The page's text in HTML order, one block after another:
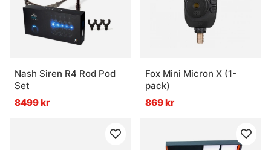
Nash Siren R4 Rod Pod
Set
8499 kr
Fox Mini Micron X (1-
pack)
869 kr